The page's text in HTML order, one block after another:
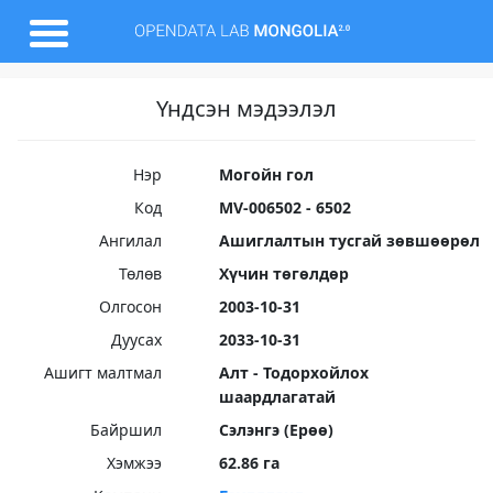
Үндсэн мэдээлэл
Нэр
Могойн гол
Код
MV-006502 - 6502
Ангилал
Ашиглалтын тусгай зөвшөөрөл
Төлөв
Хүчин төгөлдөр
Олгосон
2003-10-31
Дуусах
2033-10-31
Ашигт малтмал
Алт - Тодорхойлох
шаардлагатай
Байршил
Сэлэнгэ (Ерөө)
Хэмжээ
62.86 га